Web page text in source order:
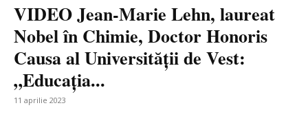
VIDEO Jean-Marie Lehn, laureat
Nobel în Chimie, Doctor Honoris
Causa al Universității de Vest:
„Educația...
11 aprilie 2023